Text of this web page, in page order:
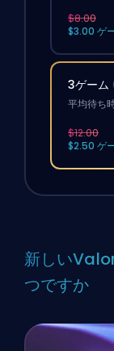
$8.00
$3.00 ゲ
3ゲーム
平均待ち
$12.00
$2.50 ゲ
新しい
つですか